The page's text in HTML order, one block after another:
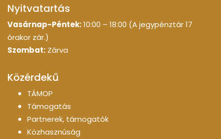
Nyitvatartás
Vasárnap-Péntek:10:00 – 18:00 (A jegypénztár 17
órakor zár.)
Szombat: Zárva
Közérdekű
TÁMOP
Támogatás
Partnerek, támogatók
Közhasznúság